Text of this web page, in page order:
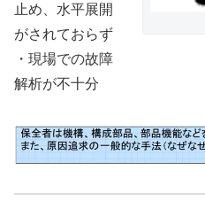
止め、水平展開
がされておらず
・現場での故障
解析が不十分